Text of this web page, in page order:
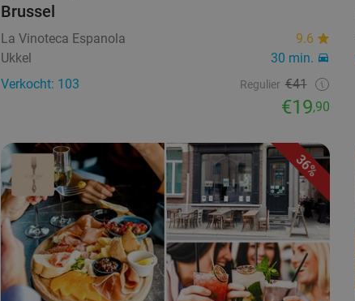
Brussel
La Vinoteca Espanola
9.6
Ukkel
30 min.
Verkocht: 103
Regulier €41
€19,90
36%